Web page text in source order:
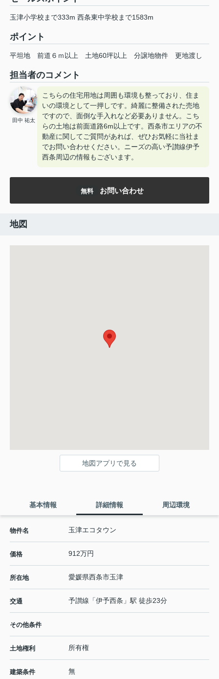
玉津小学校まで333m 西条東中学校まで1583m
ポイント
平坦地 前道６ｍ以上 土地60坪以上 分譲地物件 更地渡し
担当者のコメント
田中 祐太
こちらの住宅用地は周囲も環境も整っており、住ま
いの環境として一押しです。綺麗に整備された売地
ですので、面倒な手入れなど必要ありません。こち
らの土地は前面道路6m以上です。西条市エリアの不
動産に関してご質問があれば、ぜひお気軽に当社ま
でお問い合わせください。ニーズの高い予讃線伊予
西条周辺の情報もございます。
無料 お問い合わせ
地図
地図アプリで見る
基本情報 詳細情報 周辺環境
物件名 玉津エコタウン
価格 912万円
所在地 愛媛県西条市玉津
交通 予讃線 「伊予西条 」駅 徒歩23分
その他条件
土地権利 所有権
建築条件 無